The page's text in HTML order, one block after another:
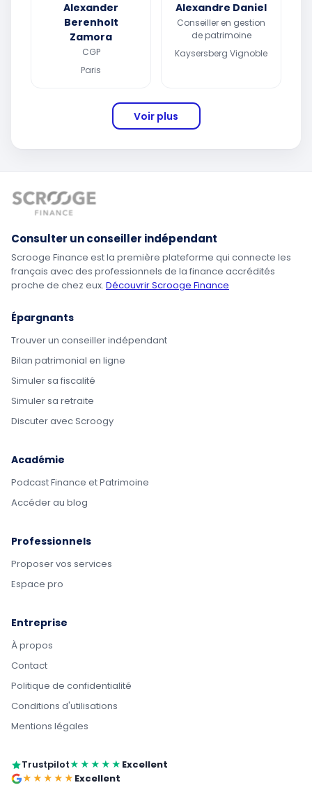
Alexander
Berenholt
Zamora
CGP
Paris
Alexandre Daniel
Conseiller en gestion
de patrimoine
Kaysersberg Vignoble
Voir plus
Consulter un conseiller indépendant
Scrooge Finance est la première plateforme qui connecte les
français avec des professionnels de la finance accrédités
proche de chez eux. Découvrir Scrooge Finance
Épargnants
Trouver un conseiller indépendant
Bilan patrimonial en ligne
Simuler sa fiscalité
Simuler sa retraite
Discuter avec Scroogy
Académie
Podcast Finance et Patrimoine
Accéder au blog
Professionnels
Proposer vos services
Espace pro
Entreprise
À propos
Contact
Politique de confidentialité
Conditions d'utilisations
Mentions légales
Trustpilot★★★★★ Excellent
★★★★★ Excellent